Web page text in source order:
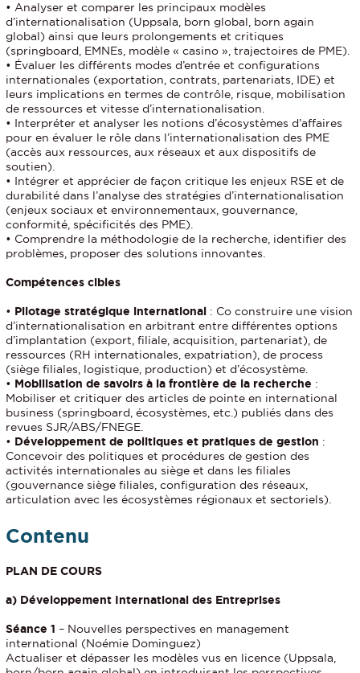
• Analyser et comparer les principaux modèles
d’internationalisation (Uppsala, born global, born again
global) ainsi que leurs prolongements et critiques
(springboard, EMNEs, modèle « casino », trajectoires de PME).
• Évaluer les différents modes d’entrée et configurations
internationales (exportation, contrats, partenariats, IDE) et
leurs implications en termes de contrôle, risque, mobilisation
de ressources et vitesse d’internationalisation.
• Interpréter et analyser les notions d’écosystèmes d’affaires
pour en évaluer le rôle dans l’internationalisation des PME
(accès aux ressources, aux réseaux et aux dispositifs de
soutien).
• Intégrer et apprécier de façon critique les enjeux RSE et de
durabilité dans l’analyse des stratégies d’internationalisation
(enjeux sociaux et environnementaux, gouvernance,
conformité, spécificités des PME).
• Comprendre la méthodologie de la recherche, identifier des
problèmes, proposer des solutions innovantes.
Compétences cibles
• Pilotage stratégique international : Co construire une vision
d’internationalisation en arbitrant entre différentes options
d’implantation (export, filiale, acquisition, partenariat), de
ressources (RH internationales, expatriation), de process
(siège filiales, logistique, production) et d’écosystème.
• Mobilisation de savoirs à la frontière de la recherche :
Mobiliser et critiquer des articles de pointe en international
business (springboard, écosystèmes, etc.) publiés dans des
revues SJR/ABS/FNEGE.
• Développement de politiques et pratiques de gestion :
Concevoir des politiques et procédures de gestion des
activités internationales au siège et dans les filiales
(gouvernance siège filiales, configuration des réseaux,
articulation avec les écosystèmes régionaux et sectoriels).
Contenu
PLAN DE COURS
a) Développement International des Entreprises
Séance 1 – Nouvelles perspectives en management
international (Noémie Dominguez)
Actualiser et dépasser les modèles vus en licence (Uppsala,